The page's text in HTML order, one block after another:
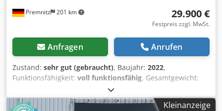
Premnitz 201 km 29.900 €
Festpreis zzgl. MwSt.
Anfragen Anrufen
Zustand: sehr gut (gebraucht), Baujahr: 2022,
Funktionsfähigkeit: voll funktionsfähig, Gesamtgewicht:
, Rotordurchmesser:250 mm
mm, Leistung:30 kW (40,79 PS), Vorzerkleinerer: 1 Stk.
Forrec AE 600/30 Einwellenzerkleinerer: - Antrieb: 30 kW -
Kleinanzeige